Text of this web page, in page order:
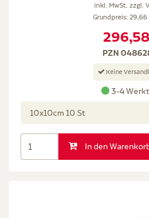
inkl. MwSt. zzgl.
Grundpreis:
PZN
Keine
3-4
10x10cm 10 St
In den